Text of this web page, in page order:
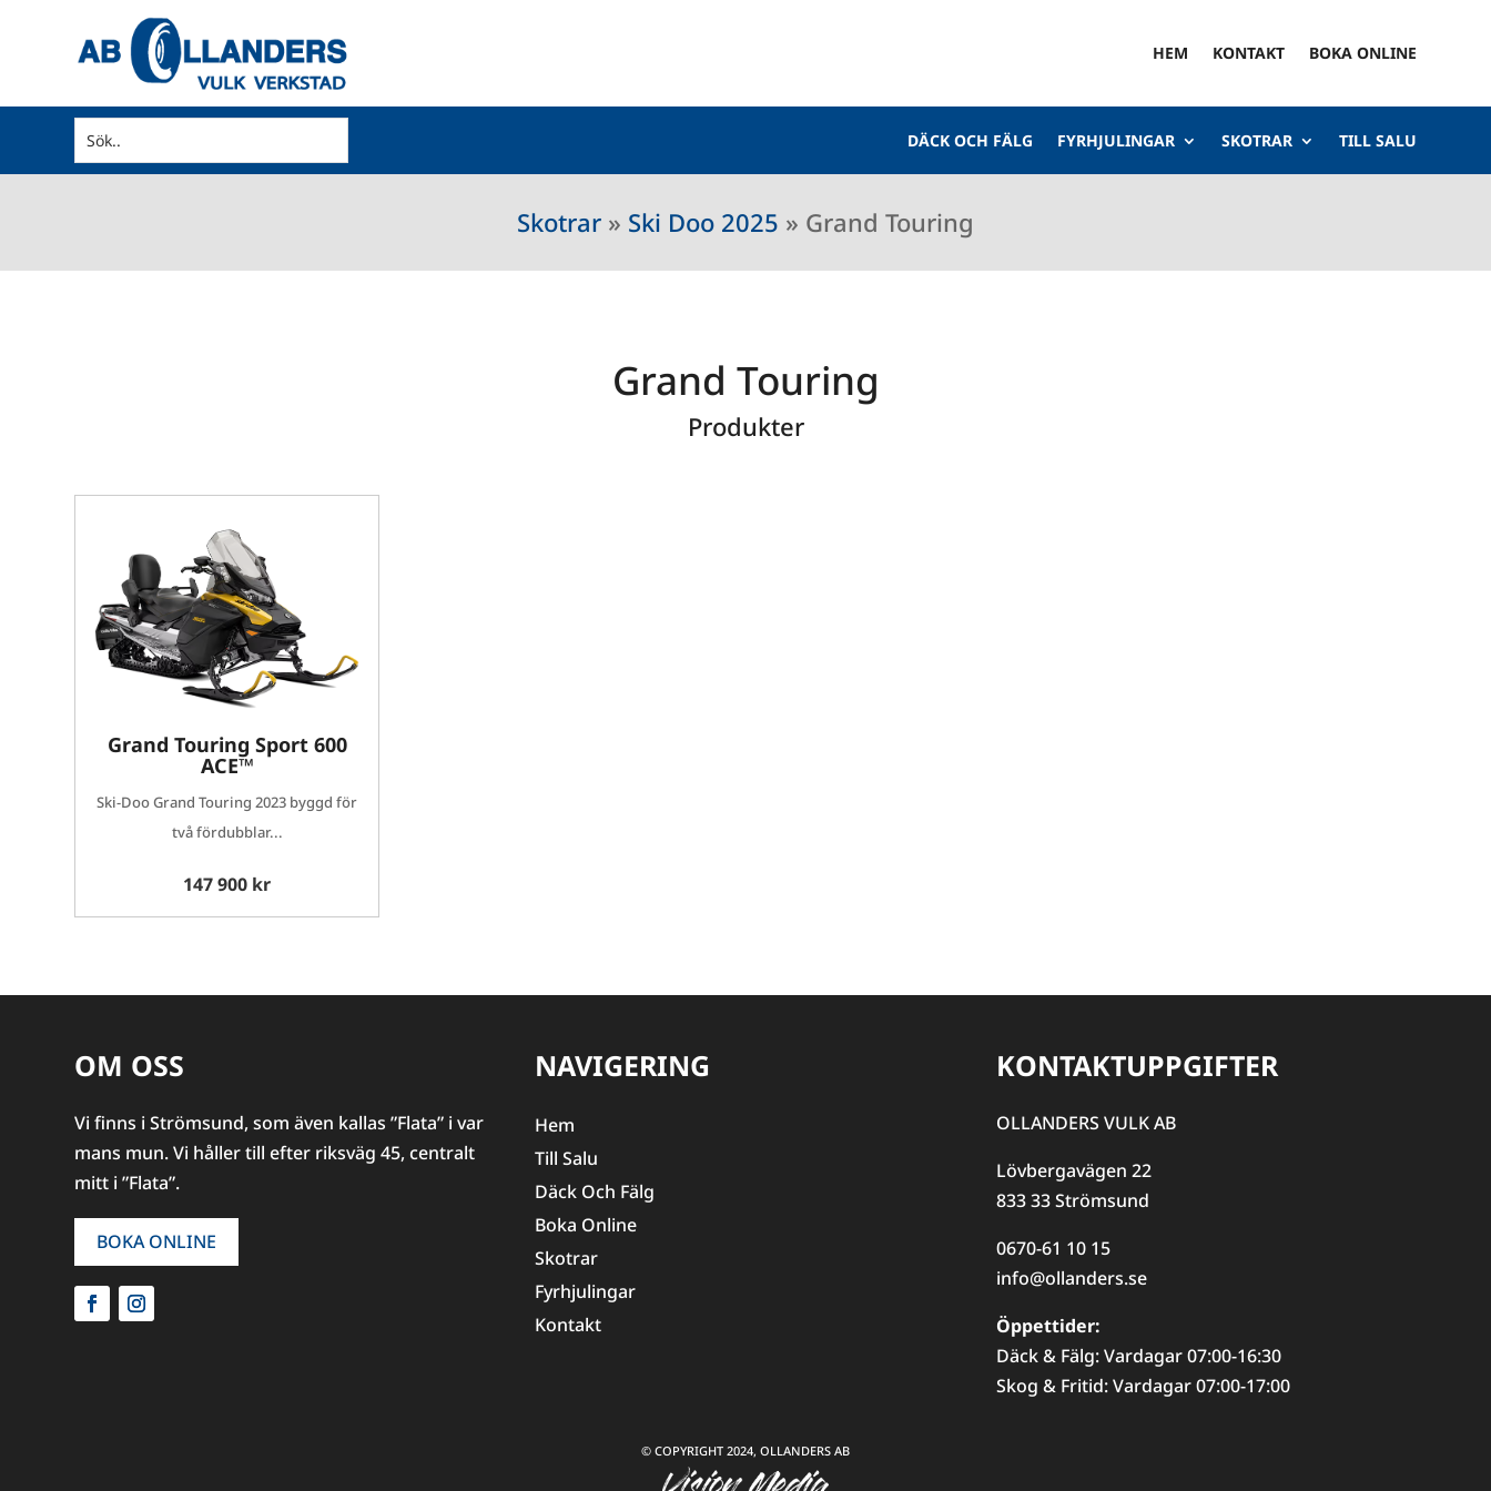
HEM KONTAKT BOKA ONLINE
DÄCK OCH FÄLG FYRHJULINGAR SKOTRAR TILL SALU
Skotrar » Ski Doo 2025 » Grand Touring
Grand Touring
Produkter
Grand Touring Sport 600
ACE™
Ski-Doo Grand Touring 2023 byggd för
två fördubblar...
147 900 kr
OM OSS
Vi finns i Strömsund, som även kallas ”Flata” i var
mans mun. Vi håller till efter riksväg 45, centralt
mitt i ”Flata”.
BOKA ONLINE
NAVIGERING
Hem
Till Salu
Däck Och Fälg
Boka Online
Skotrar
Fyrhjulingar
Kontakt
KONTAKTUPPGIFTER
OLLANDERS VULK AB
Lövbergavägen 22
833 33 Strömsund
0670-61 10 15
info@ollanders.se
Öppettider:
Däck & Fälg: Vardagar 07:00-16:30
Skog & Fritid: Vardagar 07:00-17:00
© COPYRIGHT 2024, OLLANDERS AB